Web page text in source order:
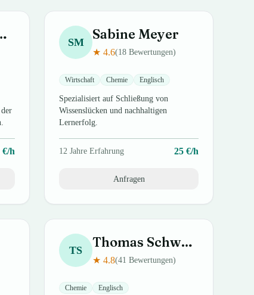
€/h
SM Sabine Meyer
★ 4.6(18 Bewertungen)
Wirtschaft Chemie Englisch
Spezialisiert auf Schließung von
Wissenslücken und nachhaltigen
Lernerfolg.
12 Jahre Erfahrung 25 €/h
Anfragen
TS Thomas Schwarz
★ 4.8(41 Bewertungen)
Chemie Englisch